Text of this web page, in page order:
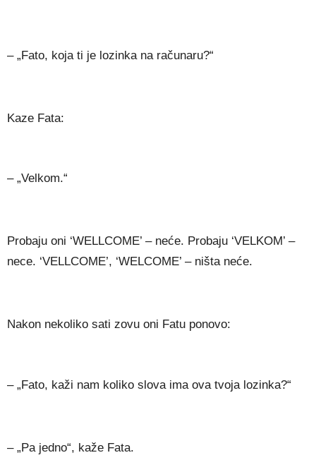
– „Fato, koja ti je lozinka na računaru?“
Kaze Fata:
– „Velkom.“
Probaju oni ‘WELLCOME’ – neće. Probaju ‘VELKOM’ –
nece. ‘VELLCOME’, ‘WELCOME’ – ništa neće.
Nakon nekoliko sati zovu oni Fatu ponovo:
– „Fato, kaži nam koliko slova ima ova tvoja lozinka?“
– „Pa jedno“, kaže Fata.